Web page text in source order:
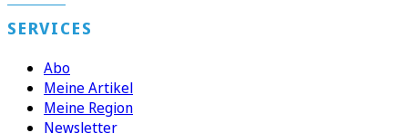
SERVICES
Abo
Meine Artikel
Meine Region
Newsletter